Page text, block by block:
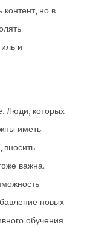
контент, но в
и
Люди, которых
иметь
вносить
важна.
новых
обучения